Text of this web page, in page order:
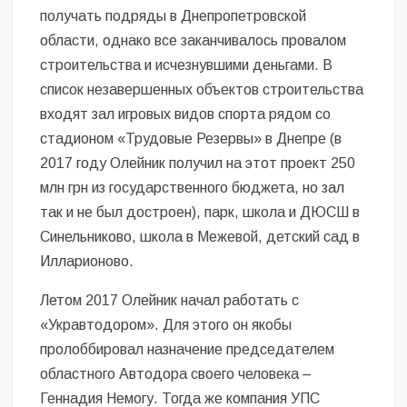
получать подряды в Днепропетровской
области, однако все заканчивалось провалом
строительства и исчезнувшими деньгами. В
список незавершенных объектов строительства
входят зал игровых видов спорта рядом со
стадионом «Трудовые Резервы» в Днепре (в
2017 году Олейник получил на этот проект 250
млн грн из государственного бюджета, но зал
так и не был достроен), парк, школа и ДЮСШ в
Синельниково, школа в Межевой, детский сад в
Илларионово.
Летом 2017 Олейник начал работать с
«Укравтодором». Для этого он якобы
пролоббировал назначение председателем
областного Автодора своего человека –
Геннадия Немогу. Тогда же компания УПС